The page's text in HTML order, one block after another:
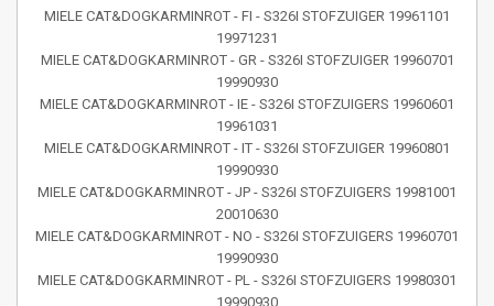
MIELE CAT&DOGKARMINROT - FI - S326I STOFZUIGER 19961101
19971231
MIELE CAT&DOGKARMINROT - GR - S326I STOFZUIGER 19960701
19990930
MIELE CAT&DOGKARMINROT - IE - S326I STOFZUIGERS 19960601
19961031
MIELE CAT&DOGKARMINROT - IT - S326I STOFZUIGER 19960801
19990930
MIELE CAT&DOGKARMINROT - JP - S326I STOFZUIGERS 19981001
20010630
MIELE CAT&DOGKARMINROT - NO - S326I STOFZUIGERS 19960701
19990930
MIELE CAT&DOGKARMINROT - PL - S326I STOFZUIGERS 19980301
19990930